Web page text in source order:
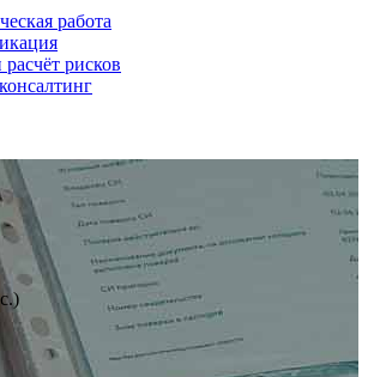
работа
рисков